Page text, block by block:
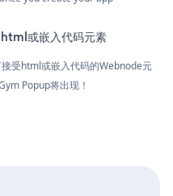
或嵌入代码元素
受html或嵌入代码的Webnode元
Popup将出现！